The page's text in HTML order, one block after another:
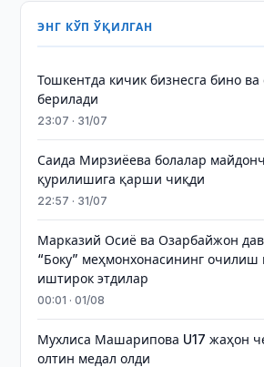
ЭНГ КЎП ЎҚИЛГАН
Тошкентда кичик бизнесга бино ва
берилади
23:07 · 31/07
Саида Мирзиёева болалар
қурилишига қарши чиқди
22:57 · 31/07
Марказий Осиё ва Озарбайжон
“Боку” меҳмонхонасининг очилиш
иштирок этдилар
00:01 · 01/08
Мухлиса Машарипова U17 жаҳон
олтин медал олди